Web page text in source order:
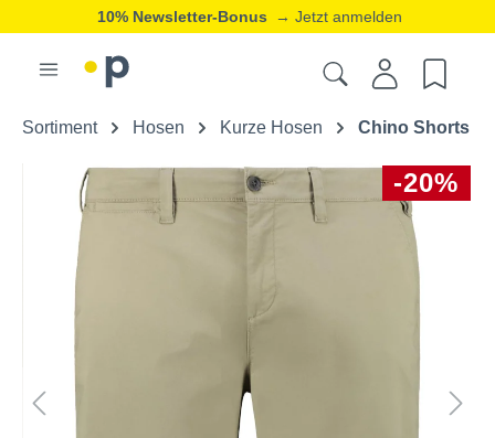
10% Newsletter-Bonus → Jetzt anmelden
Sortiment Hosen Kurze Hosen Chino Shorts
-20%